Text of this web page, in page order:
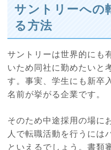
サントリーへの
る方法
サントリーは世界的にも
いため同社に勤めたいと
す。事実、学生にも新卒
名前が挙がる企業です。
そのため中途採用の場に
人で転職活動を行うには
といえるでしょう。書類